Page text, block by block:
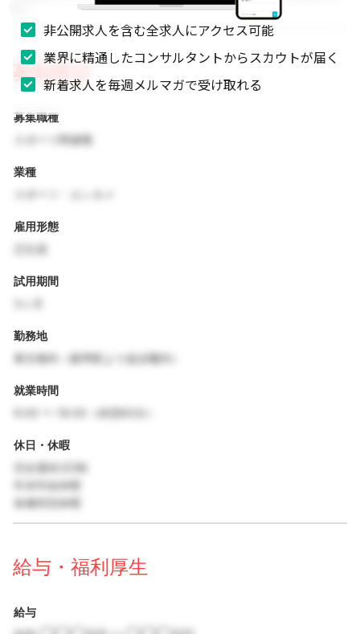
募集要項
募集職種
スポーツ関連職
業種
雇用形態
試用期間
勤務地
東京都内（最寄駅より徒歩圏内）
就業時間
9:00 〜 18:00（休憩60分）
休日・休暇
完全週休2日制
年末年始休暇
各種特別休暇
給与・福利厚生
給与
非公開求人を含む全求人にアクセス可能
業界に精通したコンサルタントからスカウトが届く
新着求人を毎週メルマガで受け取れる